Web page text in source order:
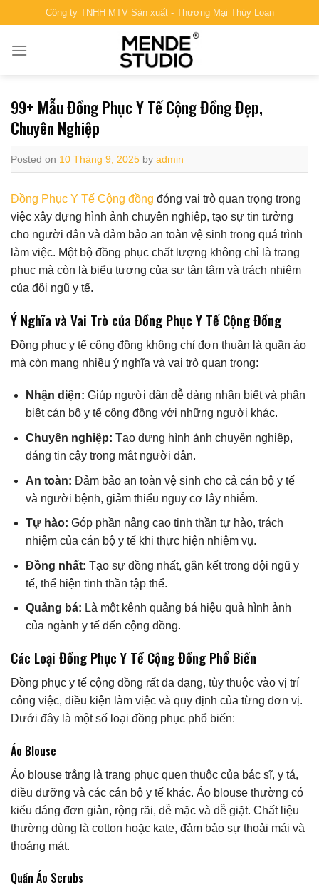
to
content
Công ty TNHH MTV Sản xuất - Thương Mại Thúy Loan
99+ Mẫu Đồng Phục Y Tế Cộng Đồng Đẹp,
Chuyên Nghiệp
Posted on 10 Tháng 9, 2025 by admin
Đồng Phục Y Tế Cộng đồng đóng vai trò quan trọng trong
việc xây dựng hình ảnh chuyên nghiệp, tạo sự tin tưởng
cho người dân và đảm bảo an toàn vệ sinh trong quá trình
làm việc. Một bộ đồng phục chất lượng không chỉ là trang
phục mà còn là biểu tượng của sự tận tâm và trách nhiệm
của đội ngũ y tế.
Ý Nghĩa và Vai Trò của Đồng Phục Y Tế Cộng Đồng
Đồng phục y tế cộng đồng không chỉ đơn thuần là quần áo
mà còn mang nhiều ý nghĩa và vai trò quan trọng:
Nhận diện: Giúp người dân dễ dàng nhận biết và phân
biệt cán bộ y tế cộng đồng với những người khác.
Chuyên nghiệp: Tạo dựng hình ảnh chuyên nghiệp,
đáng tin cậy trong mắt người dân.
An toàn: Đảm bảo an toàn vệ sinh cho cả cán bộ y tế
và người bệnh, giảm thiểu nguy cơ lây nhiễm.
Tự hào: Góp phần nâng cao tinh thần tự hào, trách
nhiệm của cán bộ y tế khi thực hiện nhiệm vụ.
Đồng nhất: Tạo sự đồng nhất, gắn kết trong đội ngũ y
tế, thể hiện tinh thần tập thể.
Quảng bá: Là một kênh quảng bá hiệu quả hình ảnh
của ngành y tế đến cộng đồng.
Các Loại Đồng Phục Y Tế Cộng Đồng Phổ Biến
Đồng phục y tế cộng đồng rất đa dạng, tùy thuộc vào vị trí
công việc, điều kiện làm việc và quy định của từng đơn vị.
Dưới đây là một số loại đồng phục phổ biến:
Áo Blouse
Áo blouse trắng là trang phục quen thuộc của bác sĩ, y tá,
điều dưỡng và các cán bộ y tế khác. Áo blouse thường có
kiểu dáng đơn giản, rộng rãi, dễ mặc và dễ giặt. Chất liệu
thường dùng là cotton hoặc kate, đảm bảo sự thoải mái và
thoáng mát.
Quần Áo Scrubs